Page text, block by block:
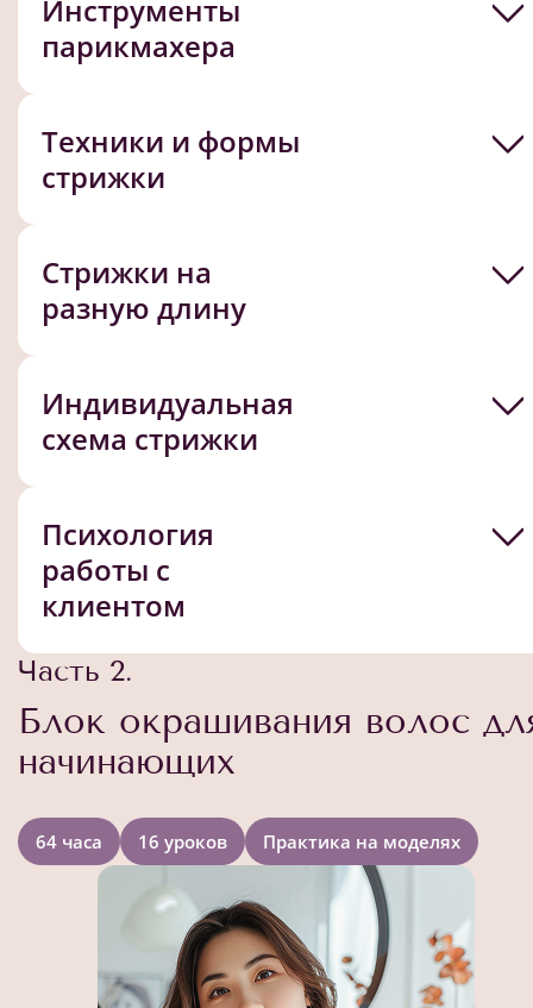
Инструменты
парикмахера
Техники и формы
стрижки
Стрижки на
разную длину
Индивидуальная
схема стрижки
Психология
работы с
клиентом
Часть 2.
Блок окрашивания волос
начинающих
64 часа 16 уроков Практика на моделях